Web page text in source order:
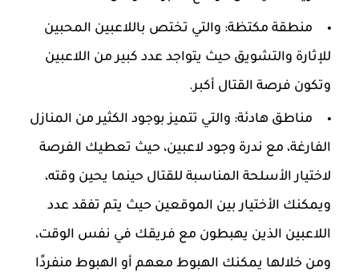
منطقة مكتظة: والتي تختص باللاعبين المحبين
للإثارة والتشويق حيث يتواجد عدد كبير من اللاعبين
وتكون فرصة القتال أكبر.
مناطق هادئة: والتي تتميز بوجود الكثير من المنازل
الفارغة، مع ندرة وجود لاعبين، حيث تعطيك الفرصة
لاختيار الأسلحة المناسبة للقتال حينما يحين وقته،
ويمكنك الأختيار بين الموقعين حيث يتم تفقد عدد
اللاعبين الذين يهبطون مع فريقك في نفس الوقت،
ومن خلالها يمكنك الهبوط معهم أو الهبوط منفردًا